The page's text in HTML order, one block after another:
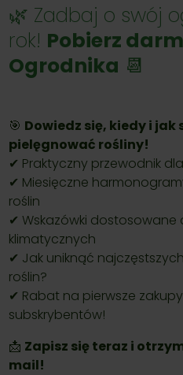
🌿 Zadbaj o swój
rok! Pobierz
Ogrodnika 📆
🎯 Dowiedz się, kiedy i jak
pielęgnować rośliny!
✔ Praktyczny przewodnik
✔ Miesięczne
roślin
✔ Wskazówki dostosowane
klimatycznych
✔ Jak uniknąć
roślin?
✔ Rabat na pierwsze
subskrybentów!
📩 Zapisz się teraz i
mail!